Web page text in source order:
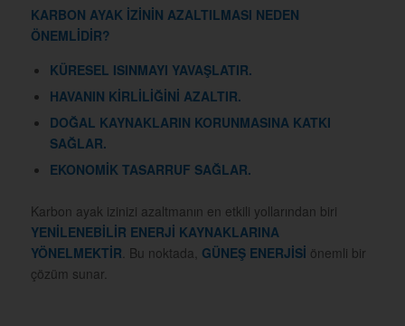
KARBON AYAK İZİNİN AZALTILMASI NEDEN
ÖNEMLİDİR?
KÜRESEL ISINMAYI YAVAŞLATIR.
HAVANIN KİRLİLİĞİNİ AZALTIR.
DOĞAL KAYNAKLARIN KORUNMASINA KATKI
SAĞLAR.
EKONOMİK TASARRUF SAĞLAR.
Karbon ayak izinizi azaltmanın en etkili yollarından biri
YENİLENEBİLİR ENERJİ KAYNAKLARINA
YÖNELMEKTİR. Bu noktada, GÜNEŞ ENERJİSİ önemli bir
çözüm sunar.